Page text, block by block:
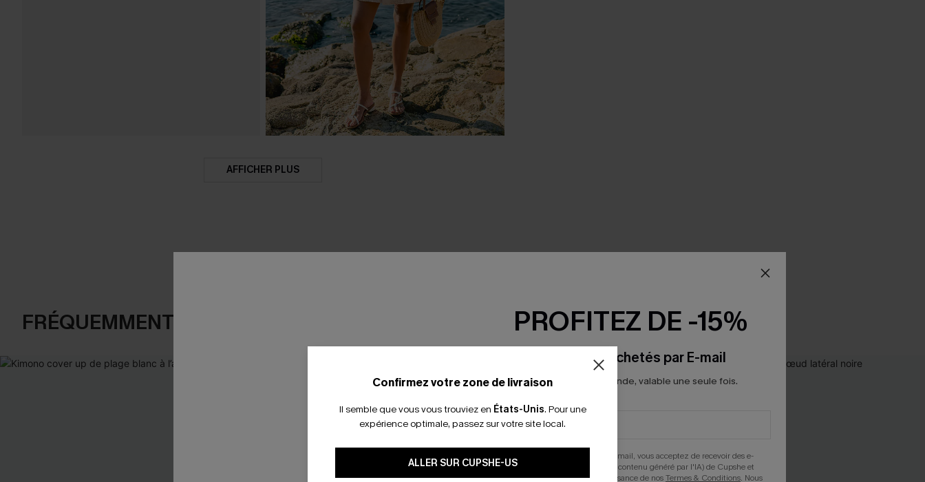
AFFICHER PLUS
FRÉQUEMMENT ACHETÉS ENSEMBLE
Confirmez votre zone de livraison
Il semble que vous vous trouviez en États-Unis. Pour une
expérience optimale, passez sur votre site local.
ALLER SUR CUPSHE-US
PROFITEZ DE -15%
-15% dès 2 Achetés par E-mail
*Un code par commande, valable une seule fois.
En soumettant votre adresse e-mail, vous acceptez de recevoir des e-
mails marketing (y compris du contenu généré par l'IA) de Cupshe et
reconnaissez avoir pris connaissance de nosTermes & Conditions. Nous